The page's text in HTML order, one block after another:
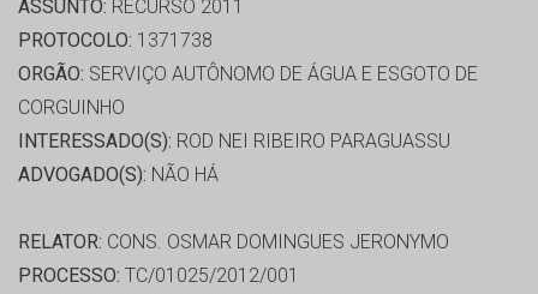
ASSUNTO: RECURSO 2011
PROTOCOLO: 1371738
ORGÃO: SERVIÇO AUTÔNOMO DE ÁGUA E ESGOTO DE
CORGUINHO
INTERESSADO(S): ROD NEI RIBEIRO PARAGUASSU
ADVOGADO(S): NÃO HÁ
RELATOR: CONS. OSMAR DOMINGUES JERONYMO
PROCESSO: TC/01025/2012/001